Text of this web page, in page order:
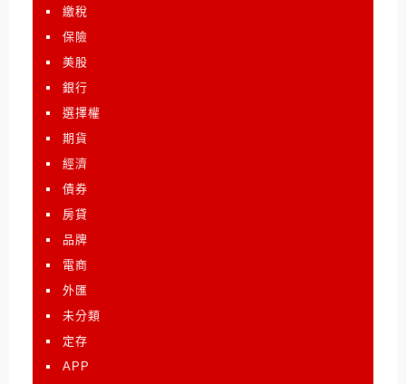
繳稅
保險
美股
銀行
選擇權
期貨
經濟
債券
房貸
品牌
電商
外匯
未分類
定存
APP